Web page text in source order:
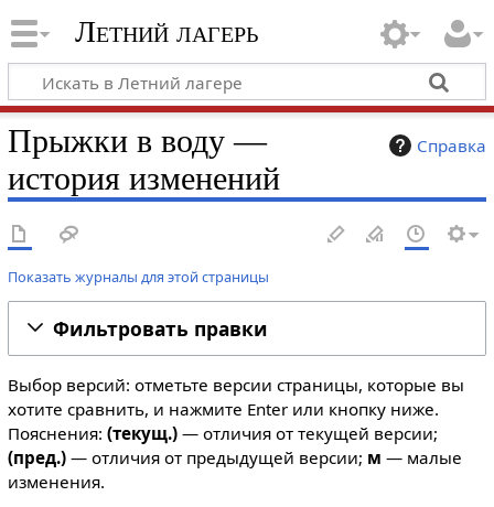
Летний лагерь
Справка
Прыжки в воду —
история изменений
Показать журналы для этой страницы
Фильтровать правки
Выбор версий: отметьте версии страницы, которые вы
хотите сравнить, и нажмите Enter или кнопку ниже.
Пояснения: (текущ.)— отличия от текущей версии;
(пред.)— отличия от предыдущей версии; м — малые
изменения.